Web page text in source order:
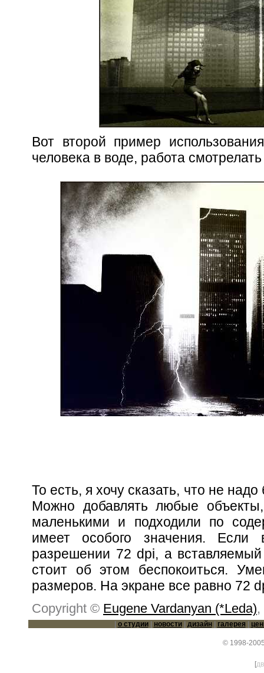
Вот второй пример
человека в воде, работа
То есть, я хочу сказать, что не
Можно добавлять любые
маленькими и подходили по
имеет особого значения.
разрешении 72 dpi, а
стоит об этом беспокоиться.
размеров. На экране все равно 72
Copyright © Eugene Vardanyan (*Leda),
о студии| новости| дизайн| галерея
© 1998-
[